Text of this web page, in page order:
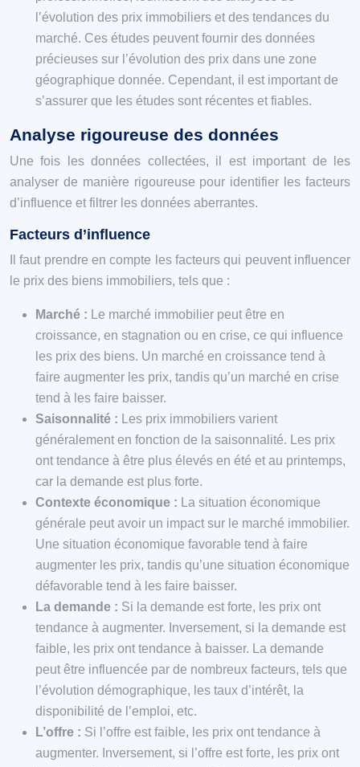
l’évolution des prix immobiliers et des tendances du
marché. Ces études peuvent fournir des données
précieuses sur l’évolution des prix dans une zone
géographique donnée. Cependant, il est important de
s’assurer que les études sont récentes et fiables.
Analyse rigoureuse des données
Une fois les données collectées, il est important de les
analyser de manière rigoureuse pour identifier les facteurs
d’influence et filtrer les données aberrantes.
Facteurs d’influence
Il faut prendre en compte les facteurs qui peuvent influencer
le prix des biens immobiliers, tels que :
Marché :
Le marché immobilier peut être en
croissance, en stagnation ou en crise, ce qui influence
les prix des biens. Un marché en croissance tend à
faire augmenter les prix, tandis qu’un marché en crise
tend à les faire baisser.
Saisonnalité :
Les prix immobiliers varient
généralement en fonction de la saisonnalité. Les prix
ont tendance à être plus élevés en été et au printemps,
car la demande est plus forte.
Contexte économique :
La situation économique
générale peut avoir un impact sur le marché immobilier.
Une situation économique favorable tend à faire
augmenter les prix, tandis qu’une situation économique
défavorable tend à les faire baisser.
La demande : Si la demande est forte, les prix ont
tendance à augmenter. Inversement, si la demande est
faible, les prix ont tendance à baisser. La demande
peut être influencée par de nombreux facteurs, tels que
l’évolution démographique, les taux d’intérêt, la
disponibilité de l’emploi, etc.
L’offre : Si l’offre est faible, les prix ont tendance à
augmenter. Inversement, si l’offre est forte, les prix ont